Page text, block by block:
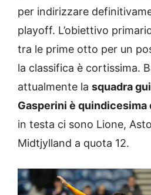
per indirizzare
playoff. L’obiettivo
tra le prime otto per un
la classifica è cortissima.
attualmente la squadra
Gasperini è quindicesima
in testa ci sono Lione,
Midtjylland a quota 12.